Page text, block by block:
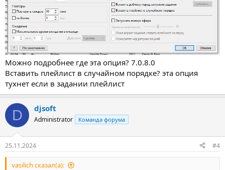
Можно подробнее где эта опция? 7.0.8.0
Вставить плейлист в случайном порядке? эта опция
тухнет если в задании плейлист
D djsoft
Administrator Команда форума
25.11.2024 #4
vasilich сказал(а):